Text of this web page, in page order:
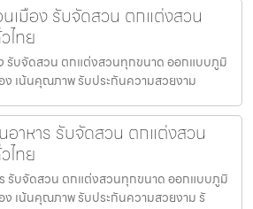
เมือง รับจัดสวน ตกแต่งสวน
ไทย
รับจัดสวน ตกแต่งสวนทุกขนาด ออกแบบภูมิ
ง เน้นคุณภาพ รับประกันความสวยงาม
าหาร รับจัดสวน ตกแต่งสวน
ไทย
รับจัดสวน ตกแต่งสวนทุกขนาด ออกแบบภูมิ
ง เน้นคุณภาพ รับประกันความสวยงาม รั